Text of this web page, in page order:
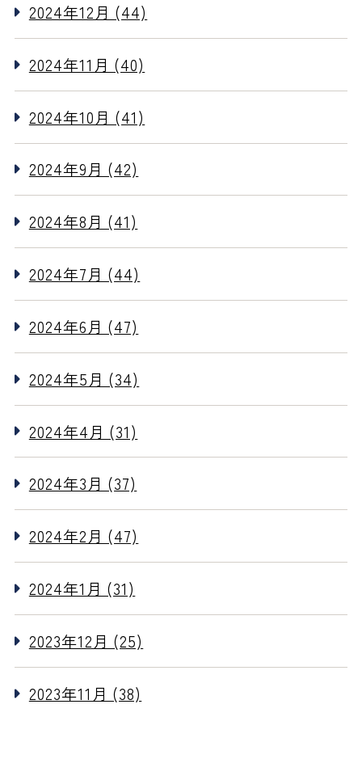
2024年12月 (44)
2024年11月 (40)
2024年10月 (41)
2024年9月 (42)
2024年8月 (41)
2024年7月 (44)
2024年6月 (47)
2024年5月 (34)
2024年4月 (31)
2024年3月 (37)
2024年2月 (47)
2024年1月 (31)
2023年12月 (25)
2023年11月 (38)